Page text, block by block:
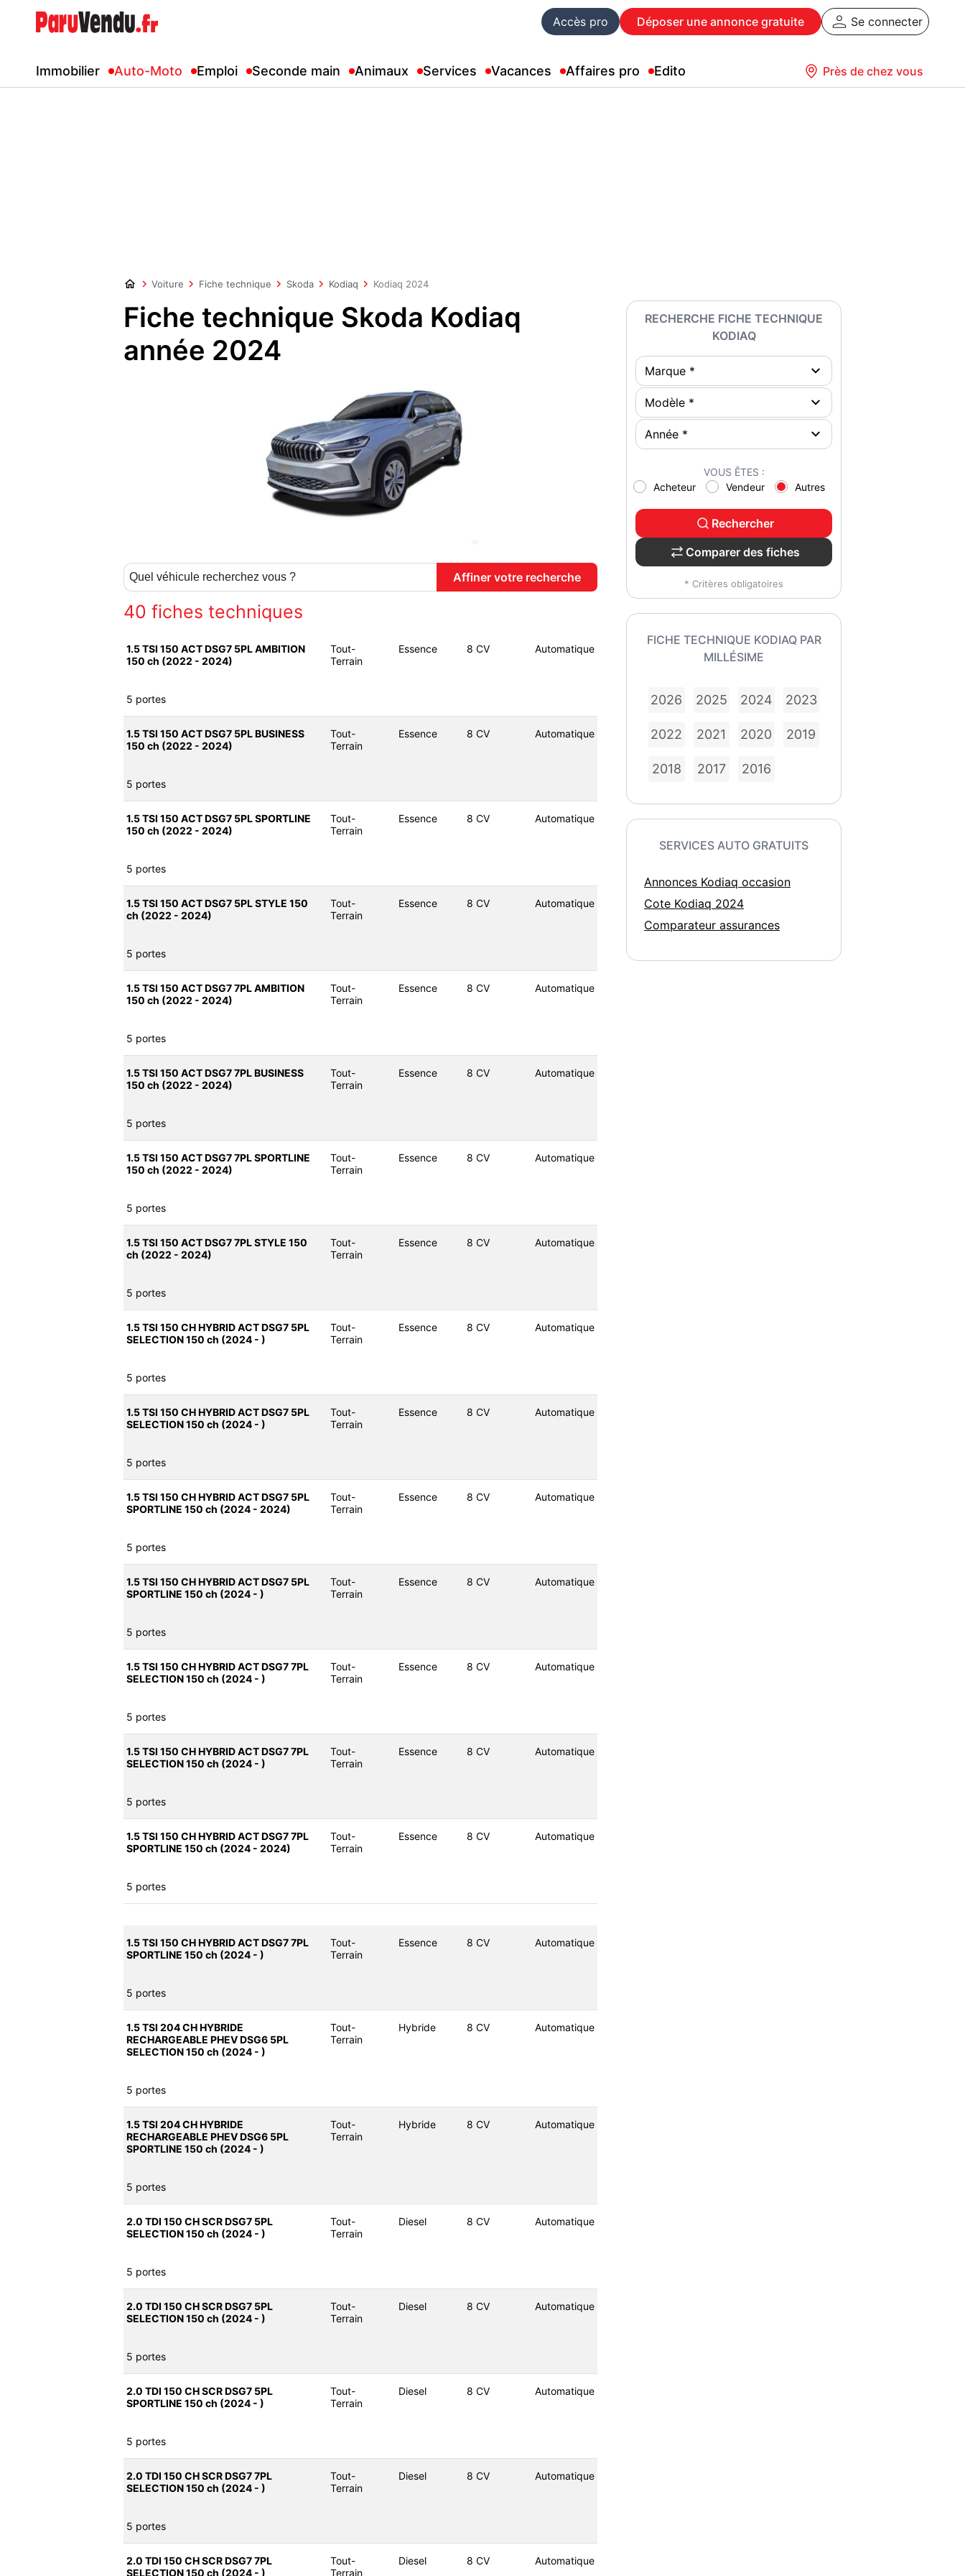
Accès pro Déposer une annonce gratuite Se connecter
Immobilier Auto-Moto Emploi Seconde main Animaux Services Vacances Affaires pro Edito Près de chez vous
Voiture Fiche technique Skoda Kodiaq Kodiaq 2024
Fiche technique Skoda Kodiaq
année 2024
40 fiches techniques
1.5 TSI 150 ACT DSG7 5PL AMBITION
150 ch (2022 - 2024)
Tout-
Terrain
Essence 8 CV Automatique
5 portes
1.5 TSI 150 ACT DSG7 5PL BUSINESS
150 ch (2022 - 2024)
Tout-
Terrain
Essence 8 CV Automatique
5 portes
1.5 TSI 150 ACT DSG7 5PL SPORTLINE
150 ch (2022 - 2024)
Tout-
Terrain
Essence 8 CV Automatique
5 portes
1.5 TSI 150 ACT DSG7 5PL STYLE 150
ch (2022 - 2024)
Tout-
Terrain
Essence 8 CV Automatique
5 portes
1.5 TSI 150 ACT DSG7 7PL AMBITION
150 ch (2022 - 2024)
Tout-
Terrain
Essence 8 CV Automatique
5 portes
1.5 TSI 150 ACT DSG7 7PL BUSINESS
150 ch (2022 - 2024)
Tout-
Terrain
Essence 8 CV Automatique
5 portes
1.5 TSI 150 ACT DSG7 7PL SPORTLINE
150 ch (2022 - 2024)
Tout-
Terrain
Essence 8 CV Automatique
5 portes
1.5 TSI 150 ACT DSG7 7PL STYLE 150
ch (2022 - 2024)
Tout-
Terrain
Essence 8 CV Automatique
5 portes
1.5 TSI 150 CH HYBRID ACT DSG7 5PL
SELECTION 150 ch (2024 - )
Tout-
Terrain
Essence 8 CV Automatique
5 portes
1.5 TSI 150 CH HYBRID ACT DSG7 5PL
SELECTION 150 ch (2024 - )
Tout-
Terrain
Essence 8 CV Automatique
5 portes
1.5 TSI 150 CH HYBRID ACT DSG7 5PL
SPORTLINE 150 ch (2024 - 2024)
Tout-
Terrain
Essence 8 CV Automatique
5 portes
1.5 TSI 150 CH HYBRID ACT DSG7 5PL
SPORTLINE 150 ch (2024 - )
Tout-
Terrain
Essence 8 CV Automatique
5 portes
1.5 TSI 150 CH HYBRID ACT DSG7 7PL
SELECTION 150 ch (2024 - )
Tout-
Terrain
Essence 8 CV Automatique
5 portes
1.5 TSI 150 CH HYBRID ACT DSG7 7PL
SELECTION 150 ch (2024 - )
Tout-
Terrain
Essence 8 CV Automatique
5 portes
1.5 TSI 150 CH HYBRID ACT DSG7 7PL
SPORTLINE 150 ch (2024 - 2024)
Tout-
Terrain
Essence 8 CV Automatique
5 portes
1.5 TSI 150 CH HYBRID ACT DSG7 7PL
SPORTLINE 150 ch (2024 - )
Tout-
Terrain
Essence 8 CV Automatique
5 portes
1.5 TSI 204 CH HYBRIDE
RECHARGEABLE PHEV DSG6 5PL
SELECTION 150 ch (2024 - )
Tout-
Terrain
Hybride 8 CV Automatique
5 portes
1.5 TSI 204 CH HYBRIDE
RECHARGEABLE PHEV DSG6 5PL
SPORTLINE 150 ch (2024 - )
Tout-
Terrain
Hybride 8 CV Automatique
5 portes
2.0 TDI 150 CH SCR DSG7 5PL
SELECTION 150 ch (2024 - )
Tout-
Terrain
Diesel 8 CV Automatique
5 portes
2.0 TDI 150 CH SCR DSG7 5PL
SELECTION 150 ch (2024 - )
Tout-
Terrain
Diesel 8 CV Automatique
5 portes
2.0 TDI 150 CH SCR DSG7 5PL
SPORTLINE 150 ch (2024 - )
Tout-
Terrain
Diesel 8 CV Automatique
5 portes
2.0 TDI 150 CH SCR DSG7 7PL
SELECTION 150 ch (2024 - )
Tout-
Terrain
Diesel 8 CV Automatique
5 portes
2.0 TDI 150 CH SCR DSG7 7PL
SELECTION 150 ch (2024 - )
Tout-
Terrain
Diesel 8 CV Automatique
RECHERCHE FICHE TECHNIQUE
KODIAQ
VOUS ÊTES :
Acheteur
Vendeur Autres
Rechercher
Comparer des fiches
* Critères obligatoires
FICHE TECHNIQUE KODIAQ PAR
MILLÉSIME
2026 2025 2024 2023
2022 2021 2020 2019
2018 2017 2016
SERVICES AUTO GRATUITS
Annonces Kodiaq occasion
Cote Kodiaq 2024
Comparateur assurances